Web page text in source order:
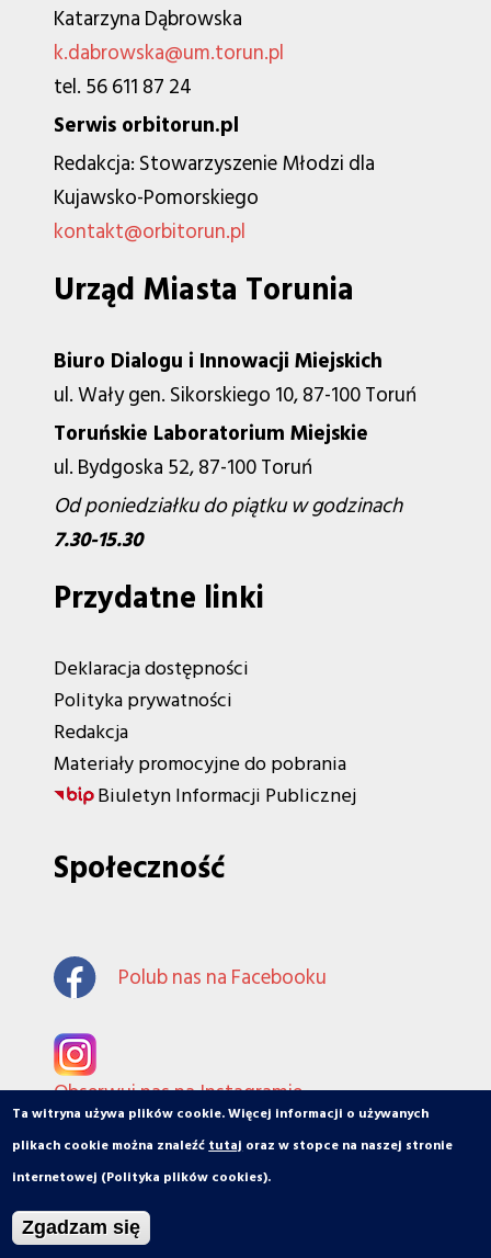
Ta witryna używa plików cookie. Więcej informacji o używanych
plikach cookie można znaleźćtutajoraz w stopce na naszej stronie
internetowej (Polityka plików cookies).
Zgadzam się
Katarzyna Dąbrowska
k.dabrowska@um.torun.pl
tel. 56 611 87 24
Serwis orbitorun.pl
Redakcja: Stowarzyszenie Młodzi dla
Kujawsko-Pomorskiego
kontakt@orbitorun.pl
Urząd Miasta Torunia
Biuro Dialogu i Innowacji Miejskich
ul. Wały gen. Sikorskiego 10, 87-100 Toruń
Toruńskie Laboratorium Miejskie
ul. Bydgoska 52, 87-100 Toruń
Od poniedziałku do piątku w godzinach
7.30-15.30
Przydatne linki
Deklaracja dostępności
Polityka prywatności
Redakcja
Materiały promocyjne do pobrania
Biuletyn Informacji Publicznej
Społeczność
Polub nas na Facebooku
Obserwuj nas na Instagramie
© orbiToruń.pl - Miasto, ludzie, organizacje
Projekt i wykonanie: